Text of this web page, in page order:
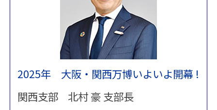
2025年 大阪・関西万博いよいよ開幕 !
関西支部 北村 豪 支部長